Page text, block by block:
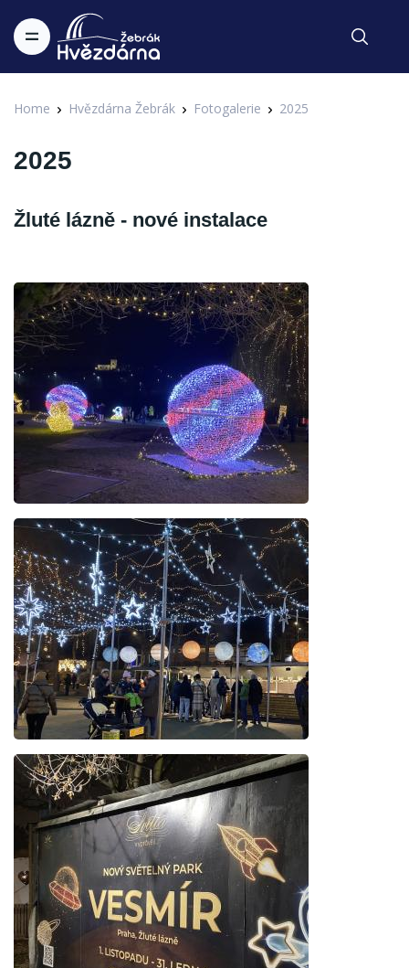
Home Hvězdárna Žebrák Fotogalerie 2025
2025
Žluté lázně - nové instalace